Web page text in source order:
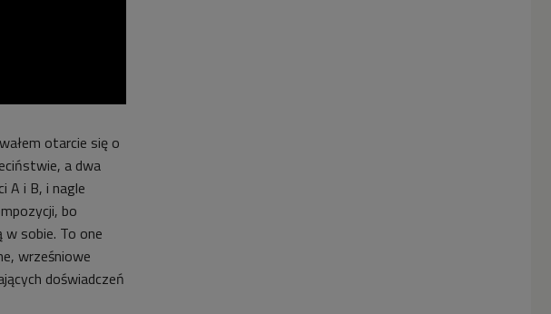
otarcie się o
a dwa
A i B, i nagle
bo
w sobie. To one
wrześniowe
doświadczeń